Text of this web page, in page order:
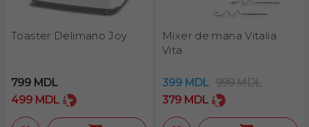
Toaster Delimano Joy
799 MDL
499 MDL
Mixer de mana Vitalia
Vita
399 MDL 999MDL
379 MDL